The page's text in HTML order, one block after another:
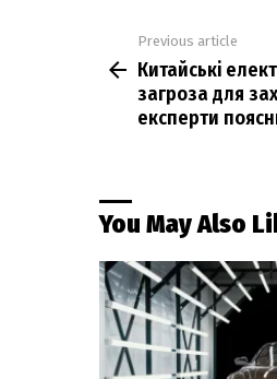
more
Previous article
Китайські
загроза для
експерти
You May Also